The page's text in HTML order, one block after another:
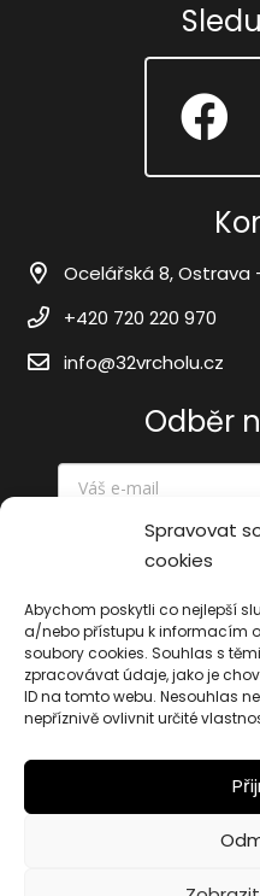
Spravovat
cookies
Abychom poskytli co nejlepší
a/nebo přístupu k informacím
soubory cookies. Souhlas s
zpracovávat údaje, jako je
ID na tomto webu. Nesouhlas
nepříznivě ovlivnit určité
Ocelářská 8, Ostrava
+420 720 220 970
info@32vrcholu.cz
Odběr
© 2026 32vrcholu.cz